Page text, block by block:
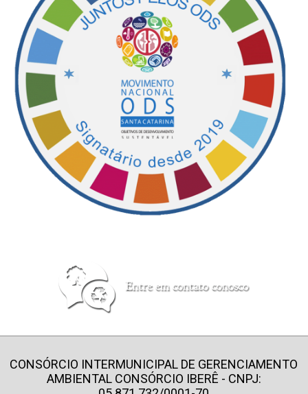
CONSÓRCIO INTERMUNICIPAL DE GERENCIAMENTO
AMBIENTAL CONSÓRCIO IBERÊ - CNPJ: